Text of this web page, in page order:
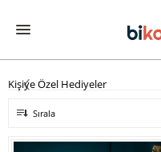
Kişiye Özel Hediyeler
Sırala